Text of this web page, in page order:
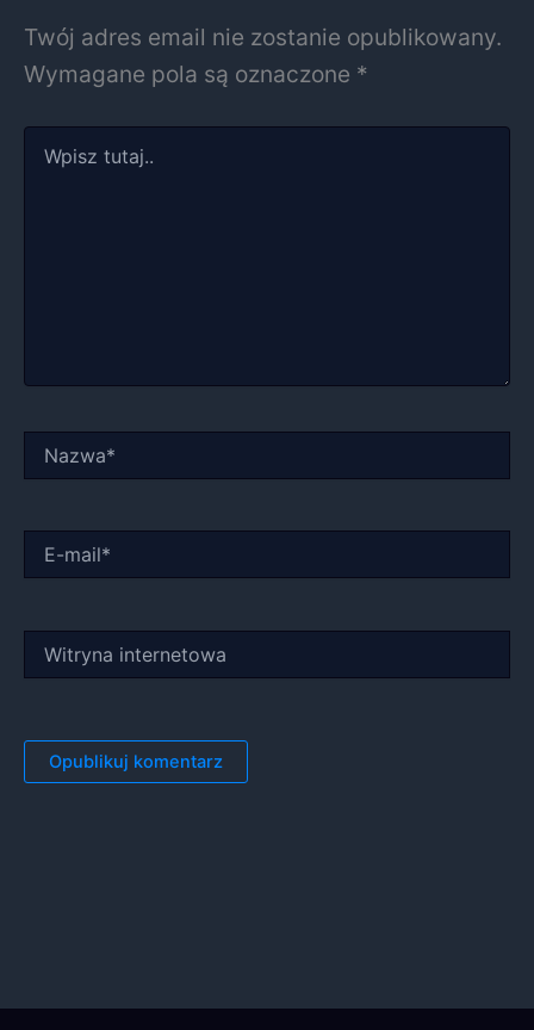
Twój adres email nie zostanie opublikowany.
Wymagane pola są oznaczone *
tutaj..
mail*
internetowa